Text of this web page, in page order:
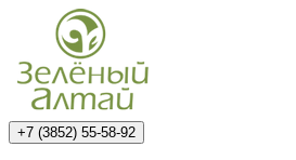
+7 (3852) 55-58-92